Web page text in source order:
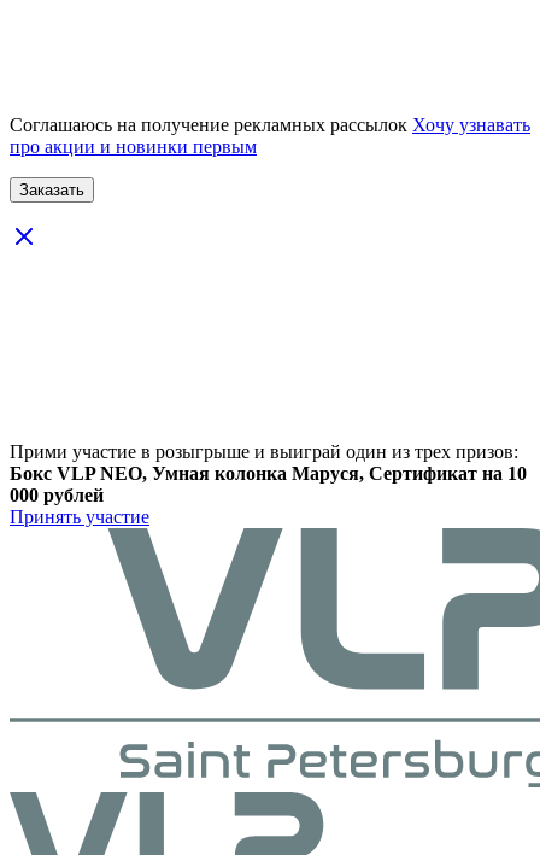
Соглашаюсь на получение рекламных рассылок Хочу узнавать
про акции и новинки первым
Прими участие в розыгрыше и выиграй один из трех призов:
Бокс VLP NEO, Умная колонка Маруся, Сертификат на 10
000 рублей
Принять участие